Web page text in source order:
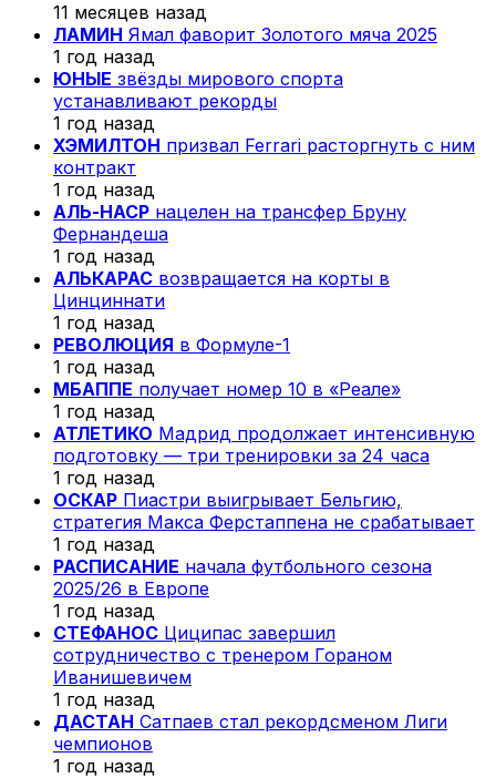
11 месяцев назад
ЛАМИН Ямал фаворит Золотого мяча 2025
1 год назад
ЮНЫЕ звёзды мирового спорта
устанавливают рекорды
1 год назад
ХЭМИЛТОН призвал Ferrari расторгнуть с ним
контракт
1 год назад
АЛЬ-НАСР нацелен на трансфер Бруну
Фернандеша
1 год назад
АЛЬКАРАС возвращается на корты в
Цинциннати
1 год назад
РЕВОЛЮЦИЯ в Формуле-1
1 год назад
МБАППЕ получает номер 10 в «Реале»
1 год назад
АТЛЕТИКО Мадрид продолжает интенсивную
подготовку — три тренировки за 24 часа
1 год назад
ОСКАР Пиастри выигрывает Бельгию,
стратегия Макса Ферстаппена не срабатывает
1 год назад
РАСПИСАНИЕ начала футбольного сезона
2025/26 в Европе
1 год назад
СТЕФАНОС Циципас завершил
сотрудничество с тренером Гораном
Иванишевичем
1 год назад
ДАСТАН Сатпаев стал рекордсменом Лиги
чемпионов
1 год назад